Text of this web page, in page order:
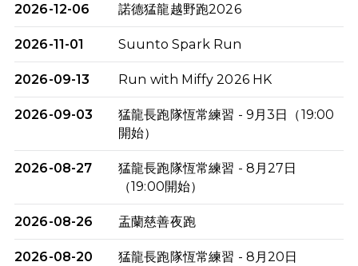
2026-12-06 諾德猛龍越野跑2026
2026-11-01 Suunto Spark Run
2026-09-13 Run with Miffy 2026 HK
2026-09-03
猛龍長跑隊恆常練習 - 9月3日（19:00
開始）
2026-08-27
猛龍長跑隊恆常練習 - 8月27日
（19:00開始）
2026-08-26 盂蘭慈善夜跑
2026-08-20
猛龍長跑隊恆常練習 - 8月20日